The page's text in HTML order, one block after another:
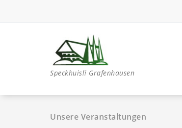
Speckhuisli Grafenhausen
Unsere Veranstaltungen